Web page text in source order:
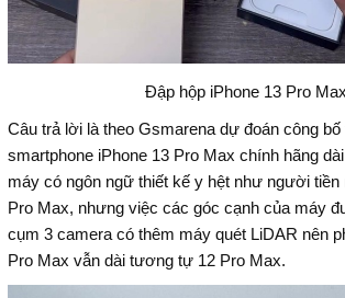
Đập hộp iPhone 13 Pro Max
Câu trả lời là theo Gsmarena dự đoán công bố
smartphone iPhone 13 Pro Max chính hãng
máy có ngôn ngữ thiết kế y hệt như người tiền
Pro Max, nhưng việc các góc cạnh của máy
cụm 3 camera có thêm máy quét LiDAR nên
Pro Max vẫn dài tương tự 12 Pro Max.